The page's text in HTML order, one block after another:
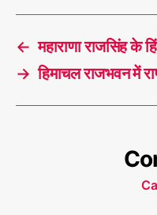
T
g
4
#
भा
रत
← महाराणा राजसिंह के
→ हिमाचल राजभवन में